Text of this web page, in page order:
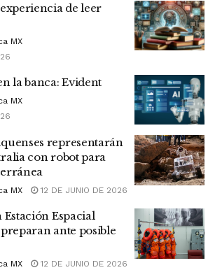
de leer
MX
la banca: Evident
MX
representarán
con robot para
MX 12 DE JUNIO DE 2026
Estación Espacial
ante posible
MX 12 DE JUNIO DE 2026